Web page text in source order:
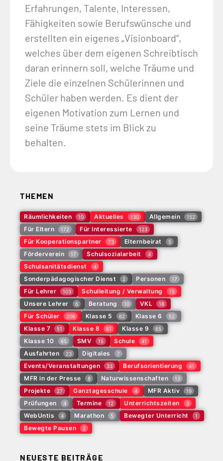
Erfahrungen, Talente, Interessen,
Fähigkeiten sowie Berufswünsche und
erstellten ein eigenes „Visionboard“,
welches über dem eigenen Schreibtisch
daran erinnern soll, welche Träume und
Ziele die einzelnen Schülerinnen und
Schüler haben werden. Es dient der
eigenen Motivation zum Lernen und
seine Träume stets im Blick zu
behalten.
THEMEN
Räumlichkeiten 10 Aktuelles 130 Allgemein 152
Für Eltern 172 Für Interessierte 123
Für Kooperationspartner 73 Elternbeirat 5
Förderverein 17 Schulsozialarbeit 4
Schulsanitätsdienst 4
Sonderpädagogischer Dienst 2 Personen 17
Für Lehrer 103 Schulleitung / Verwaltung 15
Unsere Lehrer 6 Beratung 10 VKL 18
Für Schüler 206 Klasse 5 62 Klasse 6 52
Klasse 7 51 Klasse 8 61 Klasse 9 65
Klasse 10 65 SMV 15 Schule 41
Ausfahrten 23 Digitales 7
Events/Veranstaltungen 33 Berufsorientierung 41
MFR in der Presse 8 Naturwissenschaften 13
Projekte 27 Ganztagesschule 4 MFR Aktiv 19
Prüfungen 4 Termine 12 Unterrichtszeiten 3
WebUntis 4 Marathon 5 Bewegter Unterricht 1
Bewegte Pausen 2
NEUESTE BEITRÄGE